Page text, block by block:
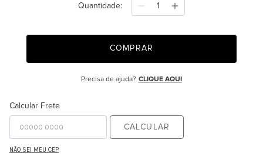
Quantidade
COMPRAR
Precisa de ajuda? CLIQUE AQUI
Calcular Frete
CALCULAR
NÃO SEI MEU CEP
chinelo
9º
necessaire